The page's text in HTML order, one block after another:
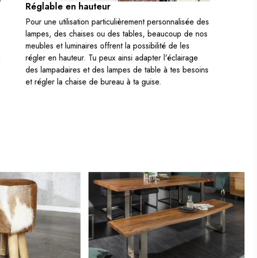
Réglable en hauteur
Pour une utilisation particulièrement personnalisée des
lampes, des chaises ou des tables, beaucoup de nos
meubles et luminaires offrent la possibilité de les
régler en hauteur. Tu peux ainsi adapter l'éclairage
des lampadaires et des lampes de table à tes besoins
et régler la chaise de bureau à ta guise.